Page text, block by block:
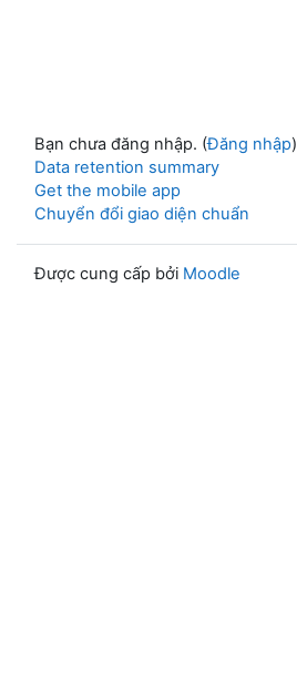
Bạn chưa đăng nhập. (Đăng nhập)
Data retention summary
Get the mobile app
Chuyển đổi giao diện chuẩn
Được cung cấp bởi Moodle